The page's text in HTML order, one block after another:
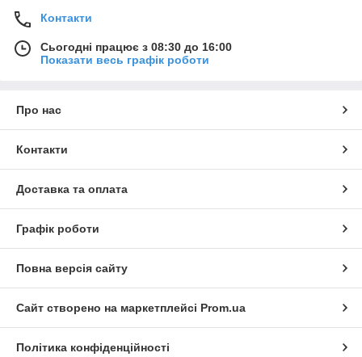
Контакти
Сьогодні працює з 08:30 до 16:00
Показати весь графік роботи
Про нас
Контакти
Доставка та оплата
Графік роботи
Повна версія сайту
Сайт створено на маркетплейсі Prom.ua
Політика конфіденційності